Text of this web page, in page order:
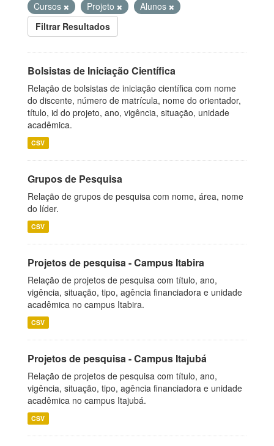
Cursos
Projeto
Alunos
Filtrar Resultados
Bolsistas de Iniciação Científica
Relação de bolsistas de iniciação científica com nome
do discente, número de matrícula, nome do orientador,
título, id do projeto, ano, vigência, situação, unidade
acadêmica.
CSV
Grupos de Pesquisa
Relação de grupos de pesquisa com nome, área, nome
do líder.
CSV
Projetos de pesquisa - Campus Itabira
Relação de projetos de pesquisa com título, ano,
vigência, situação, tipo, agência financiadora e unidade
acadêmica no campus Itabira.
CSV
Projetos de pesquisa - Campus Itajubá
Relação de projetos de pesquisa com título, ano,
vigência, situação, tipo, agência financiadora e unidade
acadêmica no campus Itajubá.
CSV